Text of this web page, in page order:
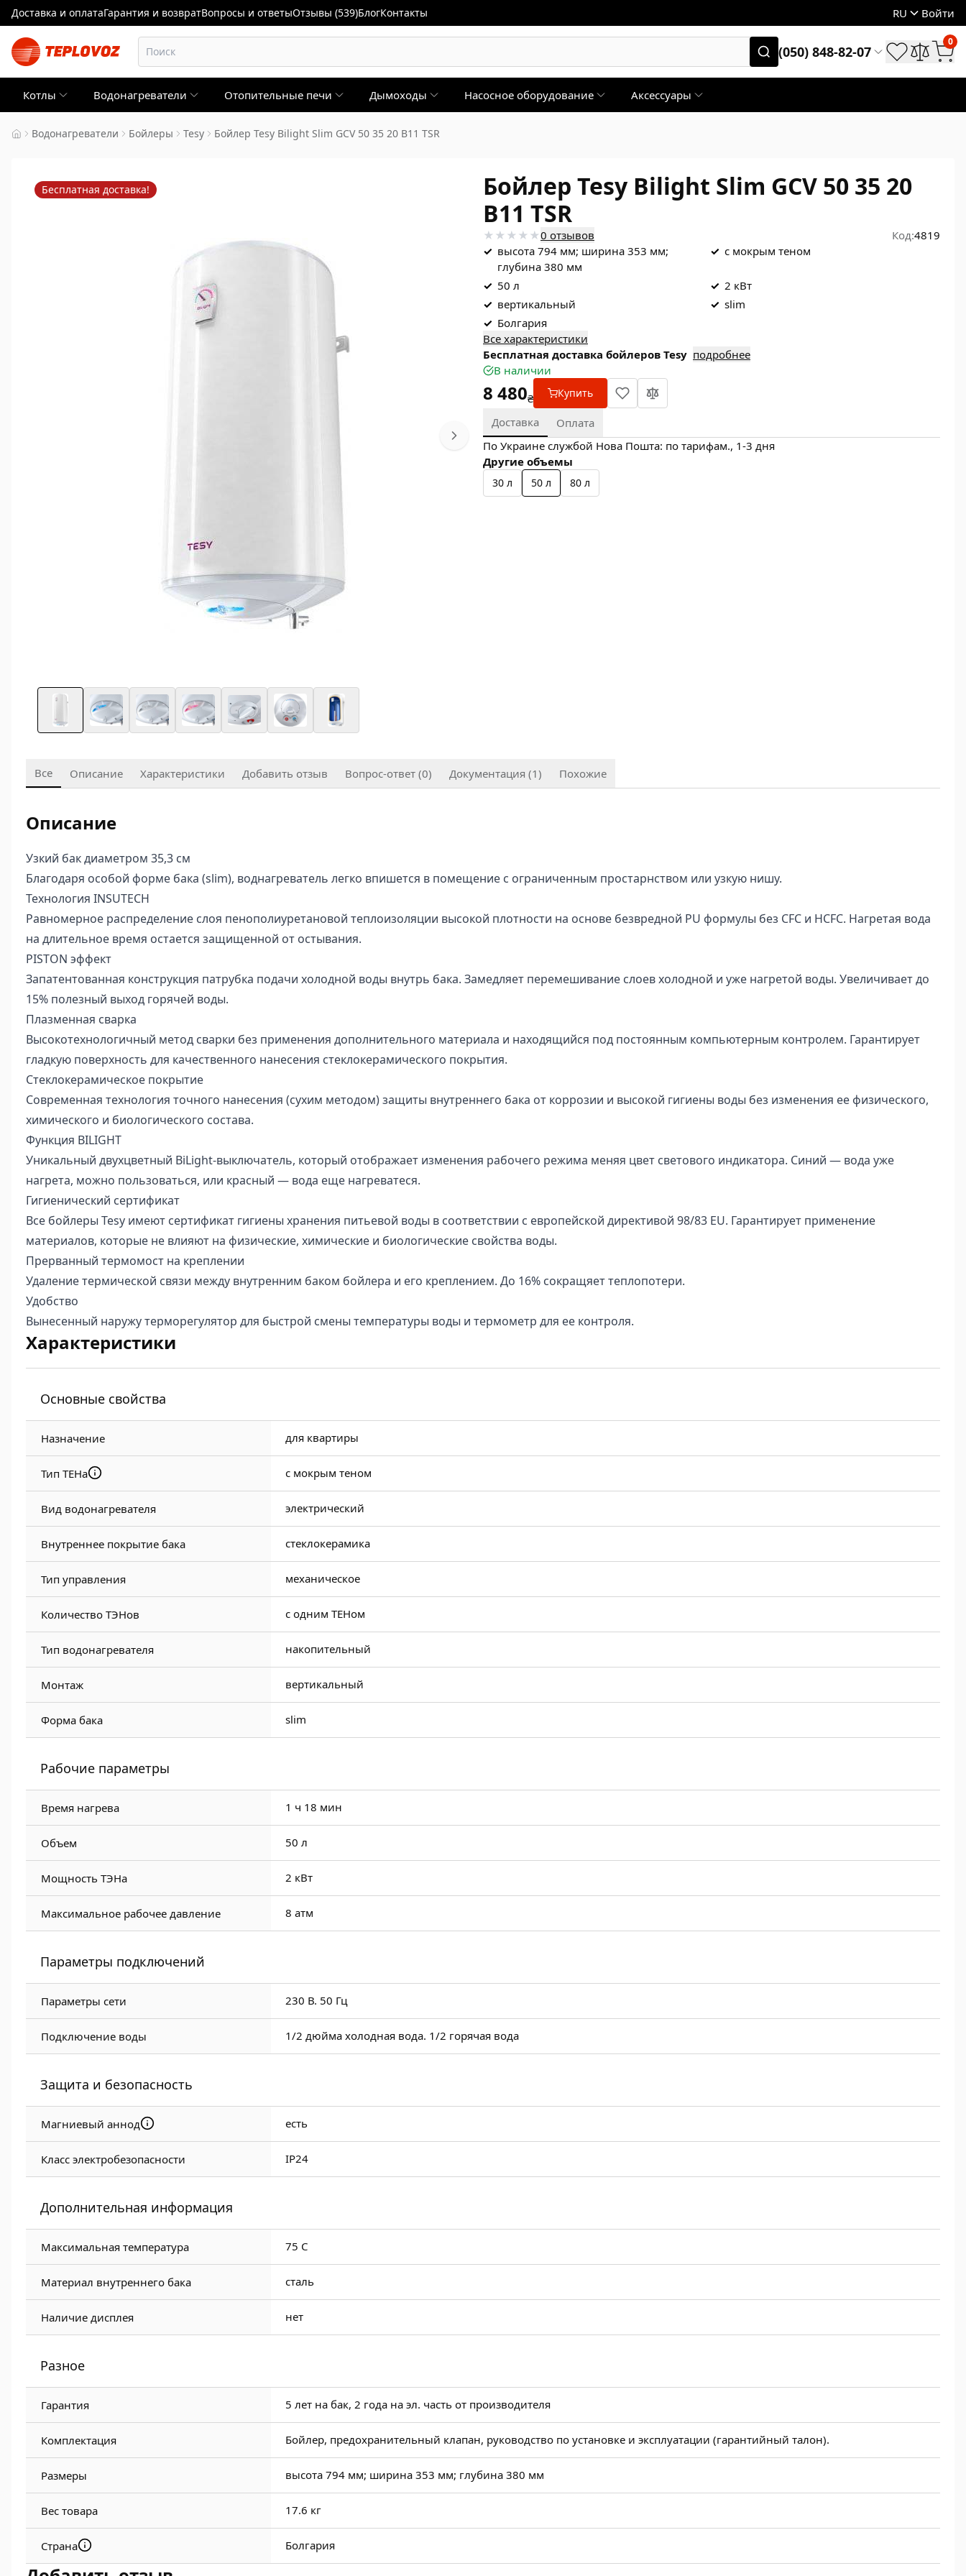
Доставка и оплатаГарантия и возвратВопросы и ответыОтзывы (539)БлогКонтакты RU Войти
(050) 848-82-07
0
Котлы Водонагреватели Отопительные печи Дымоходы Насосное оборудование Аксессуары
Водонагреватели Бойлеры Tesy Бойлер Tesy Bilight Slim GCV 50 35 20 В11 TSR
Бесплатная доставка!
Бойлер Tesy Bilight Slim GCV 50 35 20
В11 TSR
0 отзывов Код:4819
✓ высота 794 мм; ширина 353 мм;
глубина 380 мм
✓ с мокрым теном
✓ 50 л ✓ 2 кВт
✓ вертикальный ✓ slim
✓ Болгария
Все характеристики
Бесплатная доставка бойлеров Tesy подробнее
В наличии
8 480₴ Купить
Доставка
Оплата
По Украине службой Нова Пошта: по тарифам., 1-3 дня
Другие объемы
30 л 50 л 80 л
Все Описание Характеристики Добавить отзыв Вопрос-ответ (0) Документация (1) Похожие
Описание
Узкий бак диаметром 35,3 см
Благодаря особой форме бака (slim), воднагреватель легко впишется в помещение с ограниченным простарнством или узкую нишу.
Технология INSUTECH
Равномерное распределение слоя пенополиуретановой теплоизоляции высокой плотности на основе безвредной PU формулы без CFC и HCFC. Нагретая вода
на длительное время остается защищенной от остывания.
PISTON эффект
Запатентованная конструкция патрубка подачи холодной воды внутрь бака. Замедляет перемешивание слоев холодной и уже нагретой воды. Увеличивает до
15% полезный выход горячей воды.
Плазменная сварка
Высокотехнологичный метод сварки без применения дополнительного материала и находящийся под постоянным компьютерным контролем. Гарантирует
гладкую поверхность для качественного нанесения стеклокерамического покрытия.
Стеклокерамическое покрытие
Современная технология точного нанесения (сухим методом) защиты внутреннего бака от коррозии и высокой гигиены воды без изменения ее физического,
химического и биологического состава.
Функция BILIGHT
Уникальный двухцветный BiLight-выключатель, который отображает изменения рабочего режима меняя цвет светового индикатора. Синий — вода уже
нагрета, можно пользоваться, или красный — вода еще нагреватеся.
Гигиенический сертификат
Все бойлеры Tesy имеют сертификат гигиены хранения питьевой воды в соответствии с европейской директивой 98/83 EU. Гарантирует применение
материалов, которые не влияют на физические, химические и биологические свойства воды.
Прерванный термомост на креплении
Удаление термической связи между внутренним баком бойлера и его креплением. До 16% сокращяет теплопотери.
Удобство
Вынесенный наружу терморегулятор для быстрой смены температуры воды и термометр для ее контроля.
Характеристики
Основные свойства
Назначение для квартиры
Тип ТЕНа с мокрым теном
Вид водонагревателя электрический
Внутреннее покрытие бака стеклокерамика
Тип управления механическое
Количество ТЭНов с одним ТЕНом
Тип водонагревателя накопительный
Монтаж вертикальный
Форма бака slim
Рабочие параметры
Время нагрева 1 ч 18 мин
Объем 50 л
Мощность ТЭНа 2 кВт
Максимальное рабочее давление 8 атм
Параметры подключений
Параметры сети 230 В. 50 Гц
Подключение воды 1/2 дюйма холодная вода. 1/2 горячая вода
Защита и безопасность
Магниевый аннод есть
Класс электробезопасности IP24
Дополнительная информация
Максимальная температура 75 C
Материал внутреннего бака сталь
Наличие дисплея нет
Разное
Гарантия 5 лет на бак, 2 года на эл. часть от производителя
Комплектация Бойлер, предохранительный клапан, руководство по установке и эксплуатации (гарантийный талон).
Размеры высота 794 мм; ширина 353 мм; глубина 380 мм
Вес товара 17.6 кг
Страна Болгария